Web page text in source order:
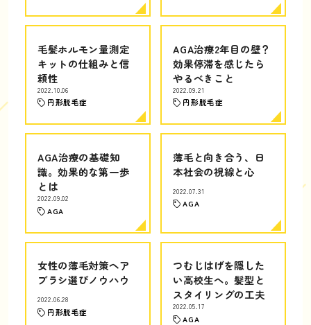
毛髪ホルモン量測定
キットの仕組みと信
頼性
2022.10.06
円形脱毛症
AGA治療2年目の壁？
効果停滞を感じたら
やるべきこと
2022.09.21
円形脱毛症
AGA治療の基礎知
識。効果的な第一歩
とは
2022.09.02
AGA
薄毛と向き合う、日
本社会の視線と心
2022.07.31
AGA
女性の薄毛対策ヘア
ブラシ選びノウハウ
2022.06.28
円形脱毛症
つむじはげを隠した
い高校生へ。髪型と
スタイリングの工夫
2022.05.17
AGA